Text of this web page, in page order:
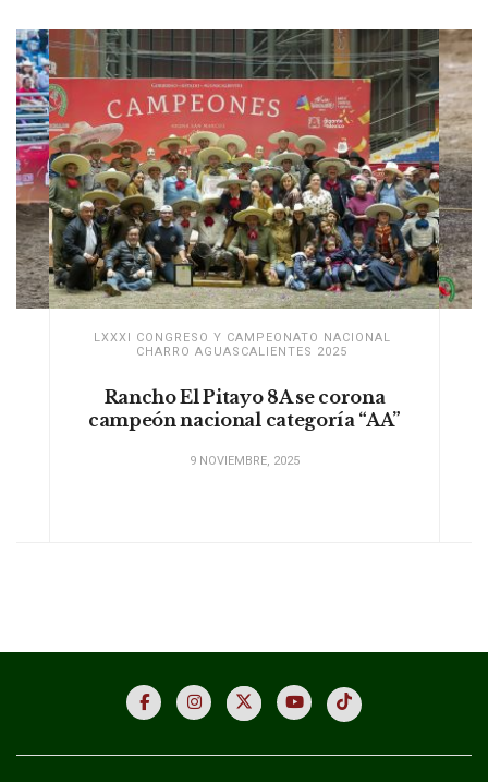
LXXXI CONGRESO Y CAMPEONATO NACIONAL
CHARRO AGUASCALIENTES 2025
Rancho El Pitayo 8A se corona
campeón nacional categoría “AA”
9 NOVIEMBRE, 2025